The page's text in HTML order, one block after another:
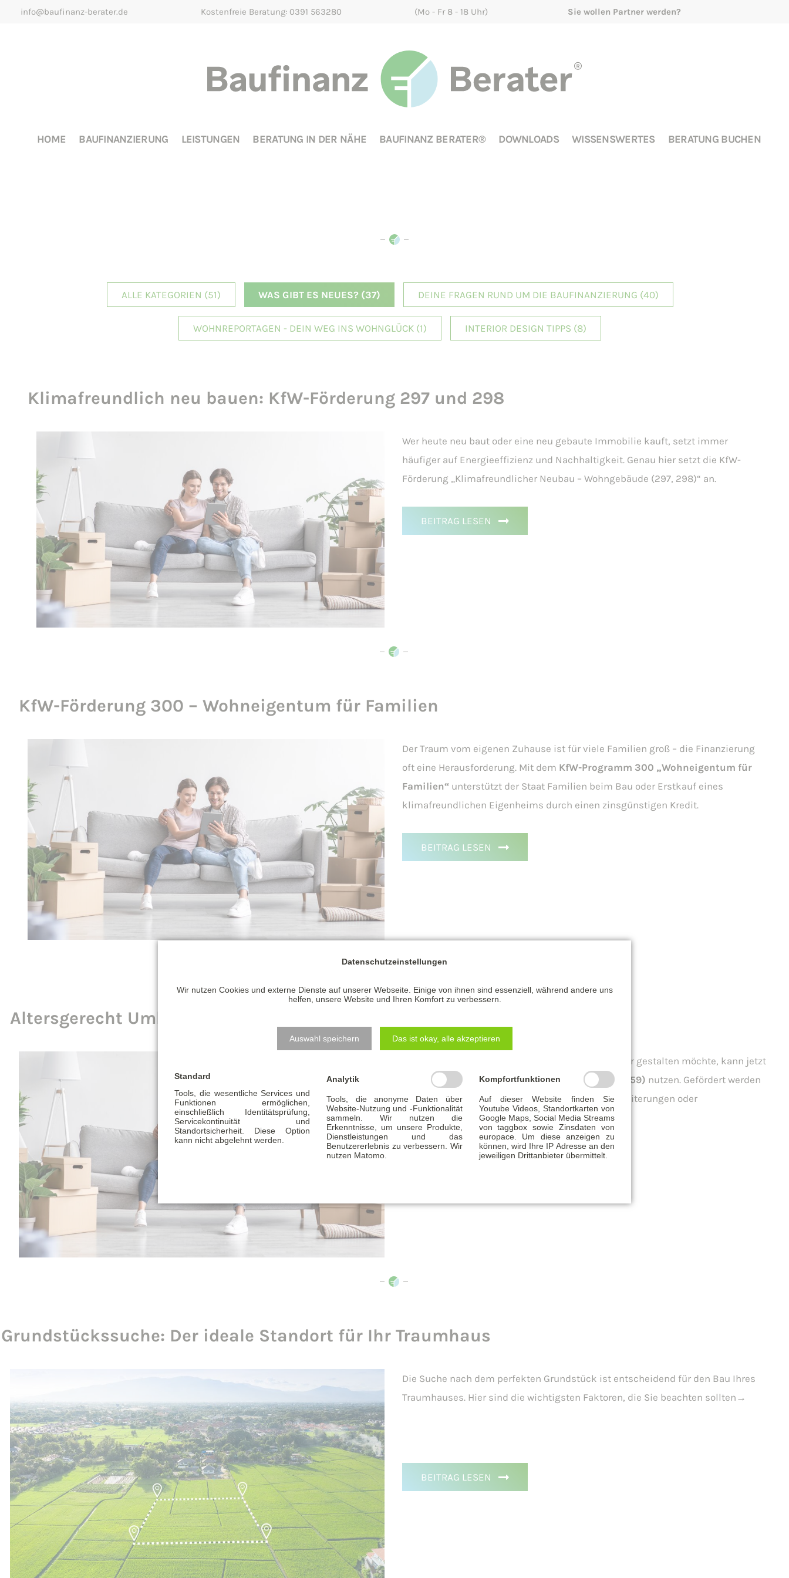
info@baufinanz-berater.de Kostenfreie Beratung: 0391 563280 (Mo - Fr 8 - 18 Uhr) Sie wollen Partner werden?
HOME BAUFINANZIERUNG LEISTUNGEN BERATUNG IN DER NÄHE BAUFINANZ BERATER® DOWNLOADS WISSENSWERTES BERATUNG BUCHEN
ALLE KATEGORIEN (51) WAS GIBT ES NEUES? (37) DEINE FRAGEN RUND UM DIE BAUFINANZIERUNG (40)
WOHNREPORTAGEN - DEIN WEG INS WOHNGLÜCK (1) INTERIOR DESIGN TIPPS (8)
Klimafreundlich neu bauen: KfW-Förderung 297 und 298
Wer heute neu baut oder eine neu gebaute Immobilie kauft, setzt immer
häufiger auf Energieeffizienz und Nachhaltigkeit. Genau hier setzt die KfW-
Förderung „Klimafreundlicher Neubau – Wohngebäude (297, 298)“ an.
BEITRAG LESEN
KfW-Förderung 300 – Wohneigentum für Familien
Der Traum vom eigenen Zuhause ist für viele Familien groß – die Finanzierung
oft eine Herausforderung. Mit dem KfW-Programm 300 „Wohneigentum für
Familien“ unterstützt der Staat Familien beim Bau oder Erstkauf eines
klimafreundlichen Eigenheims durch einen zinsgünstigen Kredit.
BEITRAG LESEN
Altersgerecht Umbauen (159)
Wer sein Zuhause barrierefrei oder einbruchssicher gestalten möchte, kann jetzt
die Förderung
Altersgerecht Umbauen – Kredit (159) nutzen. Gefördert werden
Maßnahmen wie bodengleiche Duschen, Türverbreiterungen oder
Einbruchschutz – zinsgünstig und flexibel.
LESEN
Grundstückssuche: Der ideale Standort für Ihr Traumhaus
Die Suche nach dem perfekten Grundstück ist entscheidend für den Bau Ihres
Traumhauses. Hier sind die wichtigsten Faktoren, die Sie beachten sollten→
BEITRAG LESEN
Datenschutzeinstellungen
Wir nutzen Cookies und externe Dienste auf unserer Webseite. Einige von ihnen sind essenziell, während andere uns
helfen, unsere Website und Ihren Komfort zu verbessern.
Auswahl speichern Das ist okay, alle akzeptieren
Standard
Tools, die wesentliche Services und
Funktionen ermöglichen,
einschließlich Identitätsprüfung,
Servicekontinuität und
Standortsicherheit. Diese Option
kann nicht abgelehnt werden.
Analytik
Tools, die anonyme Daten über
Website-Nutzung und -Funktionalität
sammeln. Wir nutzen die
Erkenntnisse, um unsere Produkte,
Dienstleistungen und das
Benutzererlebnis zu verbessern. Wir
nutzen Matomo.
Kompfortfunktionen
Auf dieser Website finden Sie
Youtube Videos, Standortkarten von
Google Maps, Social Media Streams
von taggbox sowie Zinsdaten von
europace. Um diese anzeigen zu
können, wird Ihre IP Adresse an den
jeweiligen Drittanbieter übermittelt.